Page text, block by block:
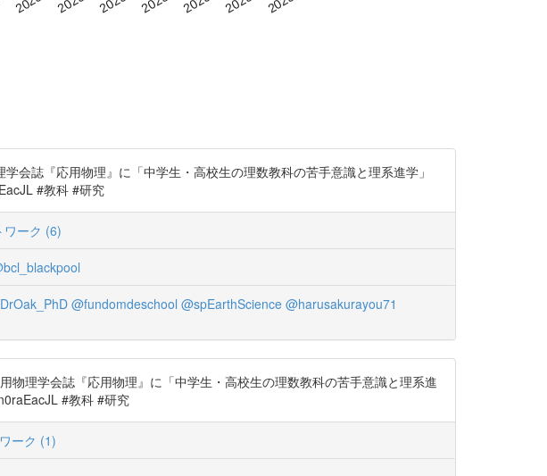
会誌『応用物理』に「中学生・高校生の理数教科の苦手意識と理系進学」
#教科 #研究
ワーク (6)
@fundomdeschool @spEarthScience @harusakurayou71
理学会誌『応用物理』に「中学生・高校生の理数教科の苦手意識と理系進
#教科 #研究
ーク (1)